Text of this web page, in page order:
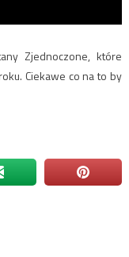
Zjednoczone, które
Ciekawe co na to by